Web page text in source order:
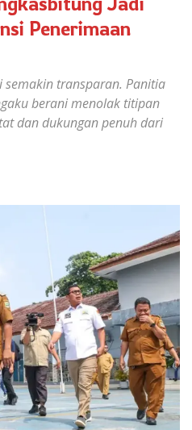
Penerimaan
semakin transparan. Panitia
berani menolak titipan
dan dukungan penuh dari